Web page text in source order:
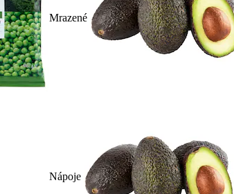
Mrazené
Nápoje